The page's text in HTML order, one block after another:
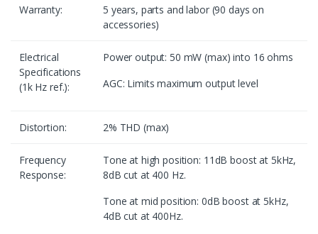
Warranty:
5 years, parts and labor (90 days on
accessories)
Electrical
Specifications
(1k Hz ref.):
Power output: 50 mW (max) into 16 ohms
AGC: Limits maximum output level
Distortion: 2% THD (max)
Frequency
Response:
Tone at high position: 11dB boost at 5kHz,
8dB cut at 400 Hz.
Tone at mid position: 0dB boost at 5kHz,
4dB cut at 400Hz.